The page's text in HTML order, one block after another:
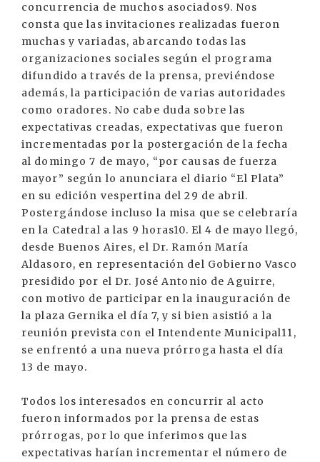
concurrencia de muchos asociados9. Nos
consta que las invitaciones realizadas fueron
muchas y variadas, abarcando todas las
organizaciones sociales según el programa
difundido a través de la prensa, previéndose
además, la participación de varias autoridades
como oradores. No cabe duda sobre las
expectativas creadas, expectativas que fueron
incrementadas por la postergación de la fecha
al domingo 7 de mayo, “por causas de fuerza
mayor” según lo anunciara el diario “El Plata”
en su edición vespertina del 29 de abril.
Postergándose incluso la misa que se celebraría
en la Catedral a las 9 horas10. El 4 de mayo llegó,
desde Buenos Aires, el Dr. Ramón María
Aldasoro, en representación del Gobierno Vasco
presidido por el Dr. José Antonio de Aguirre,
con motivo de participar en la inauguración de
la plaza Gernika el día 7, y si bien asistió a la
reunión prevista con el Intendente Municipal11,
se enfrentó a una nueva prórroga hasta el día
13 de mayo.
Todos los interesados en concurrir al acto
fueron informados por la prensa de estas
prórrogas, por lo que inferimos que las
expectativas harían incrementar el número de